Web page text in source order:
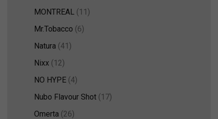
MONTREAL (11)
Mr.Tobacco (6)
Natura (41)
Nixx (12)
NO HYPE (4)
Nubo Flavour Shot (17)
Omerta (26)